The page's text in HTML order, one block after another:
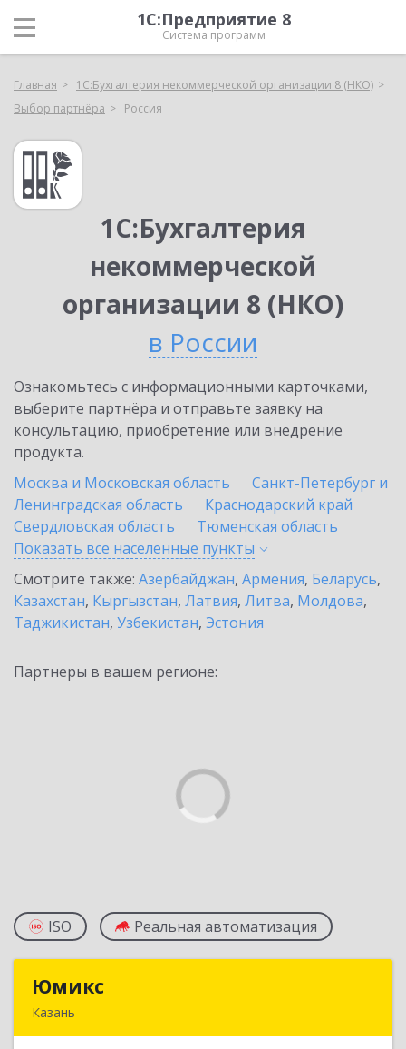
1С:Предприятие 8
Система программ
Главная
1С:Бухгалтерия некоммерческой организации 8 (НКО)
Выбор партнёра
Россия
1С:Бухгалтерия
некоммерческой
организации 8 (НКО)
в России
Ознакомьтесь с информационными карточками,
выберите партнёра и отправьте заявку на
консультацию, приобретение или внедрение
продукта.
Москва и Московская область
Санкт-Петербург и
Ленинградская область
Краснодарский край
Свердловская область
Тюменская область
Показать все населенные пункты
Смотрите также: Азербайджан, Армения, Беларусь,
Казахстан, Кыргызстан, Латвия, Литва, Молдова,
Таджикистан, Узбекистан, Эстония
Партнеры в вашем регионе:
ISO Реальная автоматизация
Юмикс
Казань